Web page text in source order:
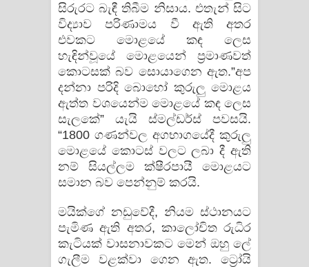
සිරුරට බැඳී තිබීම නිසාය. එතැන් සිට
විද්‍යාව පරිණාමය වී ඇති අතර
එවකට මොළයේ කඳ ලෙස
හැඳින්වූයේ මොළයෙන් ප්‍රමාණවත්
කොටසක් බව සොයාගෙන ඇත.”අප
දන්නා පරිදි බොහෝ කුරුලු මොළය
ඇත්ත වශයෙන්ම මොළයේ කඳ ලෙස
සැලකේ” යැයි ස්මල්ඩර්ස් පවසයි.
“1800 ගණන්වල අගභාගයේදී කුරුලු
මොළයේ කොටස් වලට ලබා දී ඇති
නම් සියල්ලම ක්ෂීරපායී මොළයට
සමාන බව පෙන්නුම් කරයි.
මයික්ගේ නඩුවේදී, නියම ස්ථානයට
පැමිණ ඇති අතර, කාලෝචිත රුධිර
කැටියක් වාසනාවකට මෙන් ඔහු ලේ
ගැලීම වළක්වා ගෙන ඇත. ට්‍රෝයි